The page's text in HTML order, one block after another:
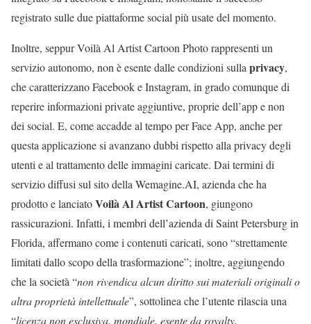
registrato sulle due piattaforme social più usate del momento.
Inoltre, seppur Voilà Al Artist Cartoon Photo rappresenti un
servizio autonomo, non è esente dalle condizioni sulla privacy,
che caratterizzano Facebook e Instagram, in grado comunque di
reperire informazioni private aggiuntive, proprie dell’app e non
dei social. E, come accadde al tempo per Face App, anche per
questa applicazione si avanzano dubbi rispetto alla privacy degli
utenti e al trattamento delle immagini caricate. Dai termini di
servizio diffusi sul sito della Wemagine.AI, azienda che ha
prodotto e lanciatoVoilà Al Artist Cartoon, giungono
rassicurazioni. Infatti, i membri dell’azienda di Saint Petersburg in
Florida, affermano come i contenuti caricati, sono “strettamente
limitati dallo scopo della trasformazione”; inoltre, aggiungendo
che la società “non rivendica alcun diritto sui materiali originali o
altra proprietà intellettuale”, sottolinea che l’utente rilascia una
“licenza non esclusiva, mondiale, esente da royalty,